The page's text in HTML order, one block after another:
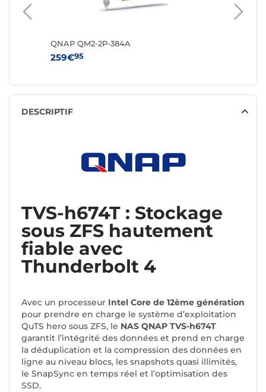
QNAP QM2-2P-384A
259€95
DESCRIPTIF
TVS-h674T : Stockage
sous ZFS hautement
fiable avec
Thunderbolt 4
Avec un processeur Intel Core de 12ème génération
pour prendre en charge le système d’exploitation
QuTS hero sous ZFS, le NAS QNAP TVS-h674T
garantit l’intégrité des données et prend en charge
la déduplication et la compression des données en
ligne au niveau blocs, les snapshots quasi illimités,
le SnapSync en temps réel et l’optimisation des
SSD.